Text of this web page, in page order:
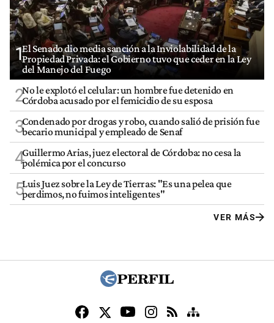
1El Senado dio media sanción a la Inviolabilidad de la
Propiedad Privada: el Gobierno tuvo que ceder en la Ley
del Manejo del Fuego
2No le explotó el celular: un hombre fue detenido en
Córdoba acusado por el femicidio de su esposa
3Condenado por drogas y robo, cuando salió de prisión fue
becario municipal y empleado de Senaf
4Guillermo Arias, juez electoral de Córdoba: no cesa la
polémica por el concurso
5Luis Juez sobre la Ley de Tierras: "Es una pelea que
perdimos, no fuimos inteligentes"
VER MÁS